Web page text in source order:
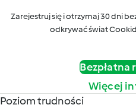
Zarejestruj się i otrzymaj 30 dni
odkrywać świat
Bezpłatna
Więcej
Poziom trudności